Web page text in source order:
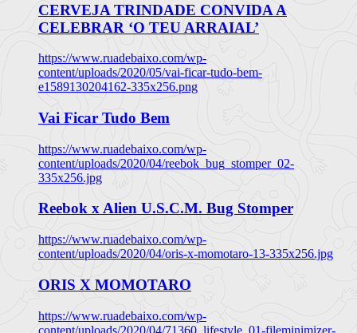
CERVEJA TRINDADE CONVIDA A
CELEBRAR ‘O TEU ARRAIAL’
https://www.ruadebaixo.com/wp-
content/uploads/2020/05/vai-ficar-tudo-bem-
e1589130204162-335x256.png
Vai Ficar Tudo Bem
https://www.ruadebaixo.com/wp-
content/uploads/2020/04/reebok_bug_stomper_02-
335x256.jpg
Reebok x Alien U.S.C.M. Bug Stomper
https://www.ruadebaixo.com/wp-
content/uploads/2020/04/oris-x-momotaro-13-335x256.jpg
ORIS X MOMOTARO
https://www.ruadebaixo.com/wp-
content/uploads/2020/04/71360_lifestyle_01-fileminimizer-